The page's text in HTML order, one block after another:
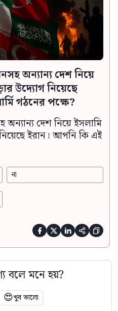
অন্যান্য দেশ নিয়ে
উদ্যোগ নিয়েছে
গঠনের পক্ষে?
অন্যান্য দেশ নিয়ে ইসলামি
ইরান। আপনি কি এই
না
    
বলে মনে হয়?
😍খুব ভালো